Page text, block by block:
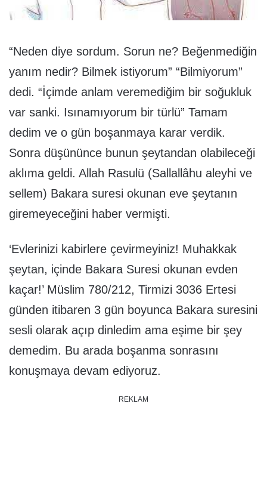
“Neden diye sordum. Sorun ne? Beğenmediğin
yanım nedir? Bilmek istiyorum” “Bilmiyorum”
dedi. “İçimde anlam veremediğim bir soğukluk
var sanki. Isınamıyorum bir türlü” Tamam
dedim ve o gün boşanmaya karar verdik.
Sonra düşününce bunun şeytandan olabileceği
aklıma geldi. Allah Rasulü (Sallallâhu aleyhi ve
sellem) Bakara suresi okunan eve şeytanın
giremeyeceğini haber vermişti.
‘Evlerinizi kabirlere çevirmeyiniz! Muhakkak
şeytan, içinde Bakara Suresi okunan evden
kaçar!’ Müslim 780/212, Tirmizi 3036 Ertesi
günden itibaren 3 gün boyunca Bakara suresini
sesli olarak açıp dinledim ama eşime bir şey
demedim. Bu arada boşanma sonrasını
konuşmaya devam ediyoruz.
REKLAM